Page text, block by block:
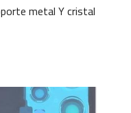
metal Y cristal